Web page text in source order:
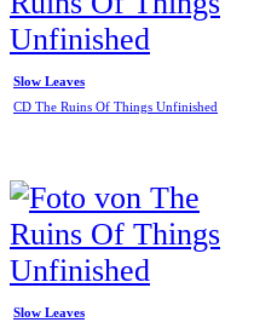
Slow Leaves
CD The Ruins Of Things Unfinished
Slow Leaves